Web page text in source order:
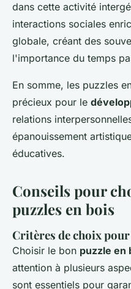
dans cette activité
interactions sociales
globale, créant des
l'importance du temps
En somme, les puzzles
précieux pour le
relations
épanouissement
éducatives.
Conseils pour
puzzles en bois
Critères de choix
Choisir le bon puzzle en
attention à plusieurs
sont essentiels pour